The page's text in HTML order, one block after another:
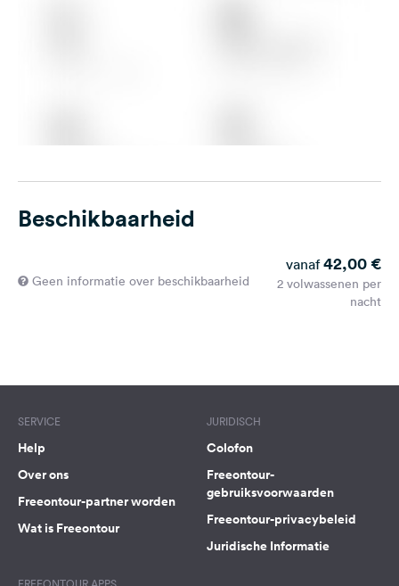
Beschikbaarheid
Geen informatie over beschikbaarheid
vanaf 42,00 €
2 volwassenen per
nacht
SERVICE
Help
Over ons
Freeontour-partner worden
Wat is Freeontour
JURIDISCH
Colofon
Freeontour-
gebruiksvoorwaarden
Freeontour-privacybeleid
Juridische Informatie